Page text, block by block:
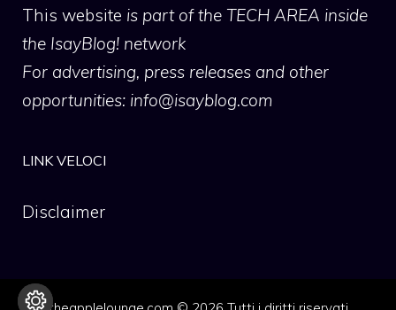
This website is part of the TECH AREA inside
the IsayBlog! network
For advertising, press releases and other
opportunities: info@isayblog.com
LINK VELOCI
Disclaimer